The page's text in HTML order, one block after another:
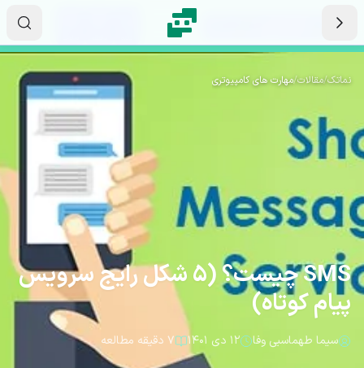
نماتک/مقالات/مهارت های کامپیوتری
SMS چیست؟ (5 شکل رایج سرویس
پیام کوتاه)
سیما طهماسبی وفا ۱۲ دی ۱۴۰۱ ۷ دقیقه مطالعه